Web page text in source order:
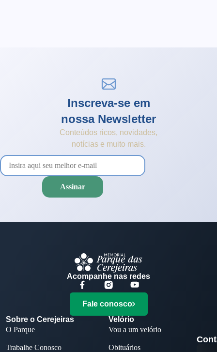
Inscreva-se em
nossa Newsletter
Conteúdos ricos, novidades,
notícias e muito mais.
Acompanhe nas redes
Fale conosco
Sobre o Cerejeiras
O Parque
Trabalhe Conosco
Velório
Vou a um velório
Obituários